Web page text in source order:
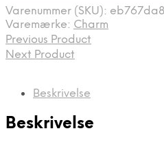
Varenummer (SKU):
Varemærke: Charm
Previous Product
Next Product
Beskrivelse
Beskrivelse